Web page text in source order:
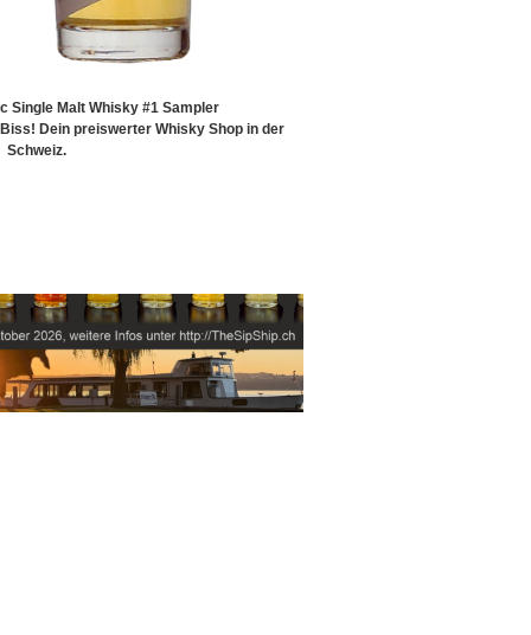
Single Malt Whisky #1 Sampler
Dein preiswerter Whisky Shop in der
Schweiz.